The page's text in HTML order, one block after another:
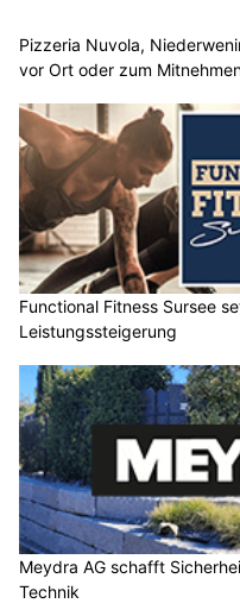
Pizzeria Nuvola,
vor Ort oder zum
Functional Fitness Sursee
Leistungssteigerung
Meydra AG schafft
Technik